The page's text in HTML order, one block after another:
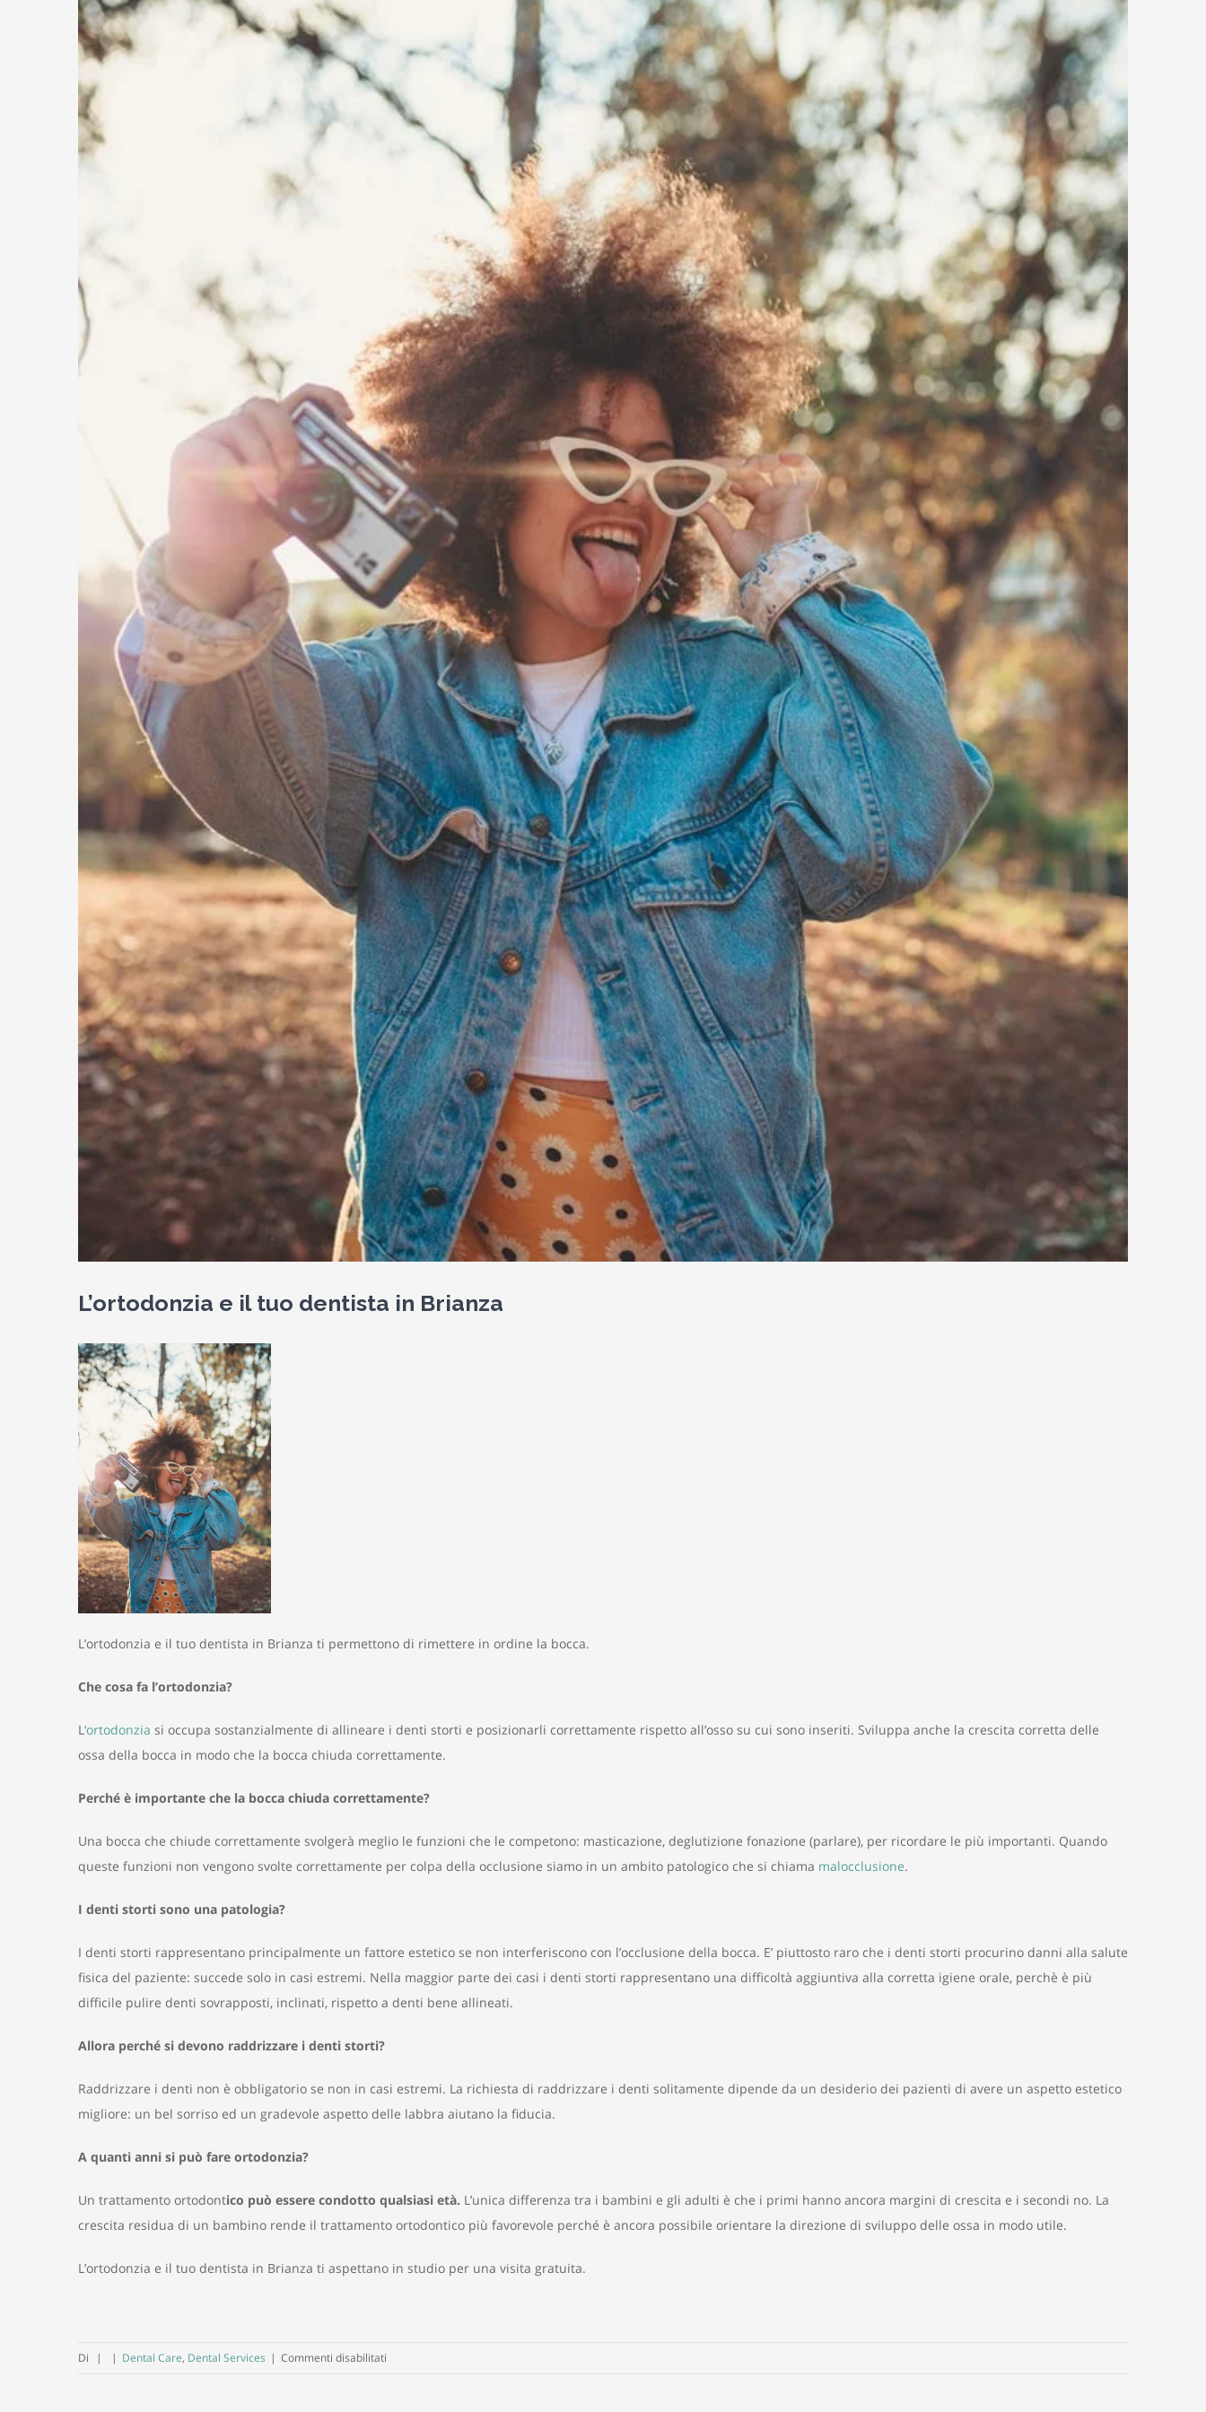
L’ortodonzia e il tuo dentista in Brianza
L’ortodonzia e il tuo dentista in Brianza ti permettono di rimettere in ordine la bocca.
Che cosa fa l’ortodonzia?
L ‘ortodonzia si occupa sostanzialmente di allineare i denti storti e posizionarli correttamente rispetto all’osso su cui sono inseriti. Sviluppa anche la crescita corretta delle
ossa della bocca in modo che la bocca chiuda correttamente.
Perché è importante che la bocca chiuda correttamente?
Una bocca che chiude correttamente svolgerà meglio le funzioni che le competono: masticazione, deglutizione fonazione (parlare), per ricordare le più importanti. Quando
queste funzioni non vengono svolte correttamente per colpa della occlusione siamo in un ambito patologico che si chiama malocclusione.
I denti storti sono una patologia?
I denti storti rappresentano principalmente un fattore estetico se non interferiscono con l’occlusione della bocca. E’ piuttosto raro che i denti storti procurino danni alla salute
fisica del paziente: succede solo in casi estremi. Nella maggior parte dei casi i denti storti rappresentano una difficoltà aggiuntiva alla corretta igiene orale, perchè è più
difficile pulire denti sovrapposti, inclinati, rispetto a denti bene allineati.
Allora perché si devono raddrizzare i denti storti?
Raddrizzare i denti non è obbligatorio se non in casi estremi. La richiesta di raddrizzare i denti solitamente dipende da un desiderio dei pazienti di avere un aspetto estetico
migliore: un bel sorriso ed un gradevole aspetto delle labbra aiutano la fiducia.
A quanti anni si può fare ortodonzia?
Un trattamento ortodontico può essere condotto qualsiasi età. L’unica differenza tra i bambini e gli adulti è che i primi hanno ancora margini di crescita e i secondi no. La
crescita residua di un bambino rende il trattamento ortodontico più favorevole perché è ancora possibile orientare la direzione di sviluppo delle ossa in modo utile.
L’ortodonzia e il tuo dentista in Brianza ti aspettano in studio per una visita gratuita.
Di | | Dental Care, Dental Services | Commenti disabilitati